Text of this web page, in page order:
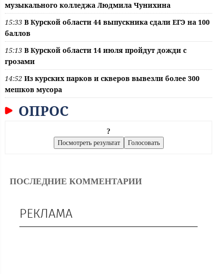
музыкального колледжа Людмила Чунихина
15:33 В Курской области 44 выпускника сдали ЕГЭ на 100
баллов
15:13 В Курской области 14 июля пройдут дожди с
грозами
14:52 Из курских парков и скверов вывезли более 300
мешков мусора
ОПРОС
?
ПОСЛЕДНИЕ КОММЕНТАРИИ
РЕКЛАМА